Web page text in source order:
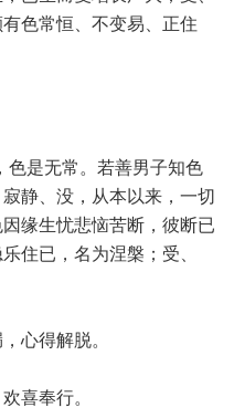
色常恒、不变易、正住
色是无常。若善男子知色
静、没，从本以来，一切
缘生忧悲恼苦断，彼断已
住已，名为涅槃；受、
心得解脱。
喜奉行。